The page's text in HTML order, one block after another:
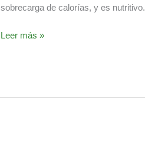
sobrecarga de calorías, y es nutritivo.
Leer más »